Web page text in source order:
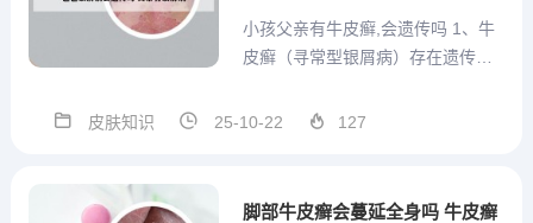
小孩父亲有牛皮癣,会遗传吗 1、牛
皮癣（寻常型银屑病）存在遗传风
共同影响。具体如下： 遗传风险与
孩子。若父母双方均患病，子女发
皮肤知识 25-10-22 127
脚部牛皮癣会蔓延全身吗 牛皮癣